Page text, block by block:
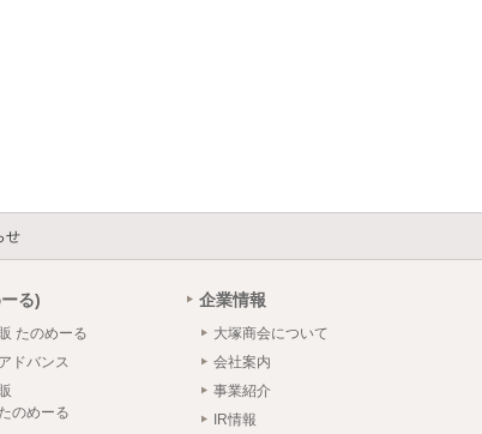
せ
る)
たのめーる
ドバンス
のめーる
企業情報
大塚商会について
会社案内
事業紹介
IR情報